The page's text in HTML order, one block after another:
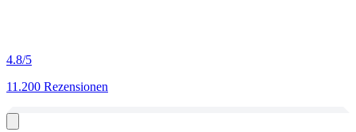
4.8/5
11.200 Rezensionen